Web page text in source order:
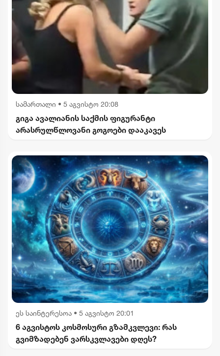
სამართალი • 5 აგვისტო 20:08
გიგა ავალიანის საქმის ფიგურანტი
არასრულწლოვანი გოგოები დააკავეს
ეს საინტერესოა • 5 აგვისტო 20:01
6 აგვისტოს კოსმოსური გზამკვლევი: რას
გვიმზადებენ ვარსკვლავები დღეს?